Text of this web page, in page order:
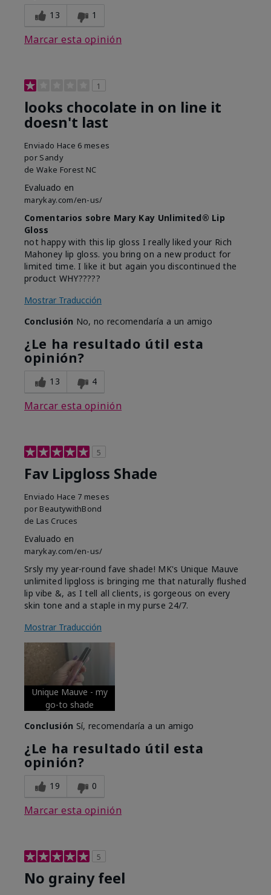
13 1
Marcar esta opinión
1
looks chocolate in on line it
doesn't last
Enviado Hace 6 meses
por Sandy
de Wake Forest NC
Evaluado en
marykay.com/en-us/
Comentarios sobre Mary Kay Unlimited® Lip
Gloss
not happy with this lip gloss I really liked your Rich
Mahoney lip gloss. you bring on a new product for
limited time. I like it but again you discontinued the
product WHY?????
Mostrar Traducción
Conclusión No, no recomendaría a un amigo
¿Le ha resultado útil esta
opinión?
13 4
Marcar esta opinión
5
Fav Lipgloss Shade
Enviado Hace 7 meses
por BeautywithBond
de Las Cruces
Evaluado en
marykay.com/en-us/
Srsly my year-round fave shade! MK's Unique Mauve
unlimited lipgloss is bringing me that naturally flushed
lip vibe &, as I tell all clients, is gorgeous on every
skin tone and a staple in my purse 24/7.
Mostrar Traducción
Unique Mauve - my
go-to shade
Conclusión Sí, recomendaría a un amigo
¿Le ha resultado útil esta
opinión?
19 0
Marcar esta opinión
5
No grainy feel